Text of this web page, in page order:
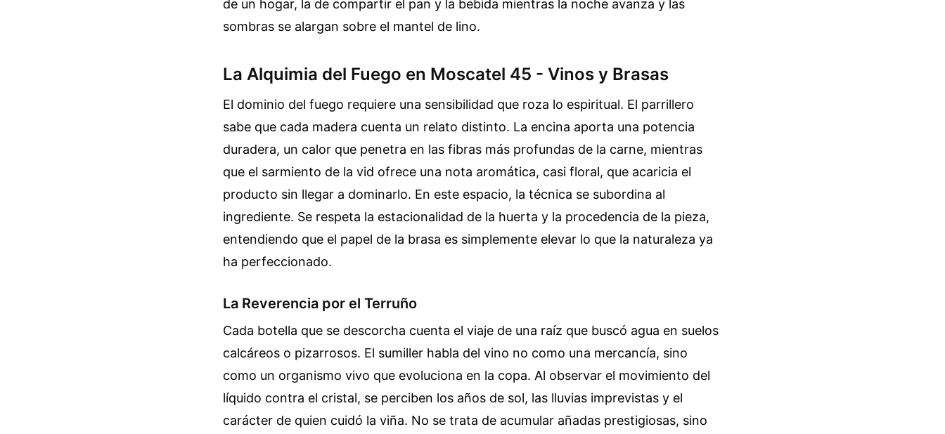
de un hogar, la de compartir el pan y la bebida mientras la noche avanza y las
sombras se alargan sobre el mantel de lino.
La Alquimia del Fuego en Moscatel 45 - Vinos y Brasas
El dominio del fuego requiere una sensibilidad que roza lo espiritual. El parrillero
sabe que cada madera cuenta un relato distinto. La encina aporta una potencia
duradera, un calor que penetra en las fibras más profundas de la carne, mientras
que el sarmiento de la vid ofrece una nota aromática, casi floral, que acaricia el
producto sin llegar a dominarlo. En este espacio, la técnica se subordina al
ingrediente. Se respeta la estacionalidad de la huerta y la procedencia de la pieza,
entendiendo que el papel de la brasa es simplemente elevar lo que la naturaleza ya
ha perfeccionado.
La Reverencia por el Terruño
Cada botella que se descorcha cuenta el viaje de una raíz que buscó agua en suelos
calcáreos o pizarrosos. El sumiller habla del vino no como una mercancía, sino
como un organismo vivo que evoluciona en la copa. Al observar el movimiento del
líquido contra el cristal, se perciben los años de sol, las lluvias imprevistas y el
carácter de quien cuidó la viña. No se trata de acumular añadas prestigiosas, sino